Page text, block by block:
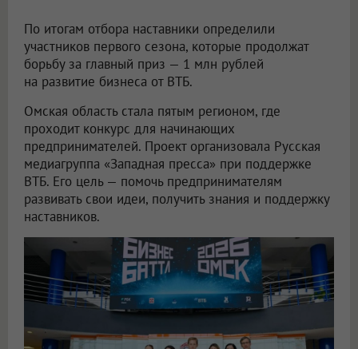
По итогам отбора наставники определили
участников первого сезона, которые продолжат
борьбу за главный приз — 1 млн рублей
на развитие бизнеса от ВТБ.
Омская область стала пятым регионом, где
проходит конкурс для начинающих
предпринимателей. Проект организовала Русская
медиагруппа «Западная пресса» при поддержке
ВТБ. Его цель — помочь предпринимателям
развивать свои идеи, получить знания и поддержку
наставников.